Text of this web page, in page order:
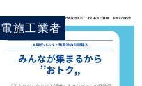
施工業者